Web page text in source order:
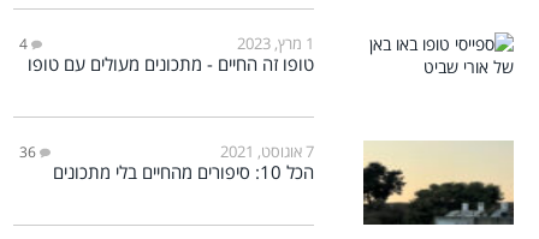
1 מרץ, 2023 4
טופו זה החיים - מתכונים מעולים עם טופו
7 אוגוסט, 2021 36
הכל 10: סיפורים מהחיים בלי מתכונים